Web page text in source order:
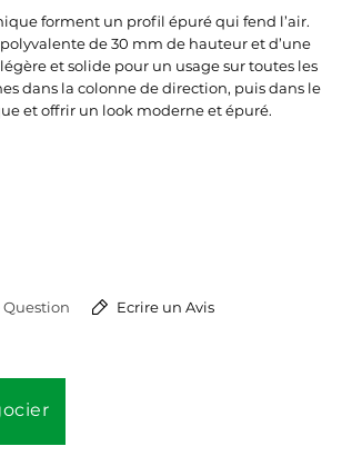
forment un profil épuré qui fend l’air.
de 30 mm de hauteur et d’une
et solide pour un usage sur toutes les
dans la colonne de direction, puis dans le
et offrir un look moderne et épuré.
Question Ecrire un Avis